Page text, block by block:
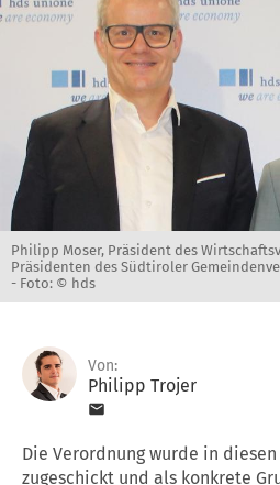
Philipp Moser, Präsident des
Präsidenten des Südtiroler
- Foto: © hds
Von:
Philipp Trojer
Die Verordnung wurde in
zugeschickt und als konkrete